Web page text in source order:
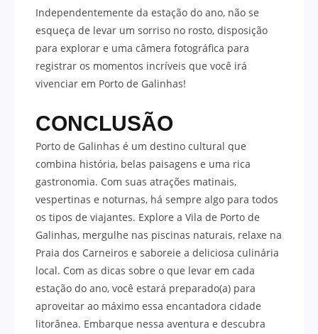
Independentemente da estação do ano, não se
esqueça de levar um sorriso no rosto, disposição
para explorar e uma câmera fotográfica para
registrar os momentos incríveis que você irá
vivenciar em Porto de Galinhas!
CONCLUSÃO
Porto de Galinhas é um destino cultural que
combina história, belas paisagens e uma rica
gastronomia. Com suas atrações matinais,
vespertinas e noturnas, há sempre algo para todos
os tipos de viajantes. Explore a Vila de Porto de
Galinhas, mergulhe nas piscinas naturais, relaxe na
Praia dos Carneiros e saboreie a deliciosa culinária
local. Com as dicas sobre o que levar em cada
estação do ano, você estará preparado(a) para
aproveitar ao máximo essa encantadora cidade
litorânea. Embarque nessa aventura e descubra